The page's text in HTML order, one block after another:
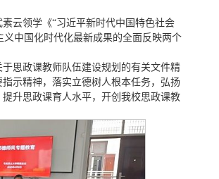
云领学《“习近平新时代中国特色社会
中国化时代化最新成果的全面反映两个
思政课教师队伍建设规划的有关文件精
示精神，落实立德树人根本任务，弘扬
升思政课育人水平，开创我校思政课教